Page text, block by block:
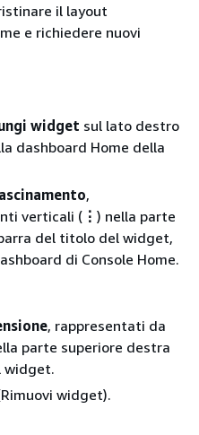
il layout
e richiedere nuovi
widget sul lato destro
dashboard Home della
,
verticali ( ⋮ ) nella parte
del titolo del widget,
di Console Home.
, rappresentati da
parte superiore destra
widget.
widget).